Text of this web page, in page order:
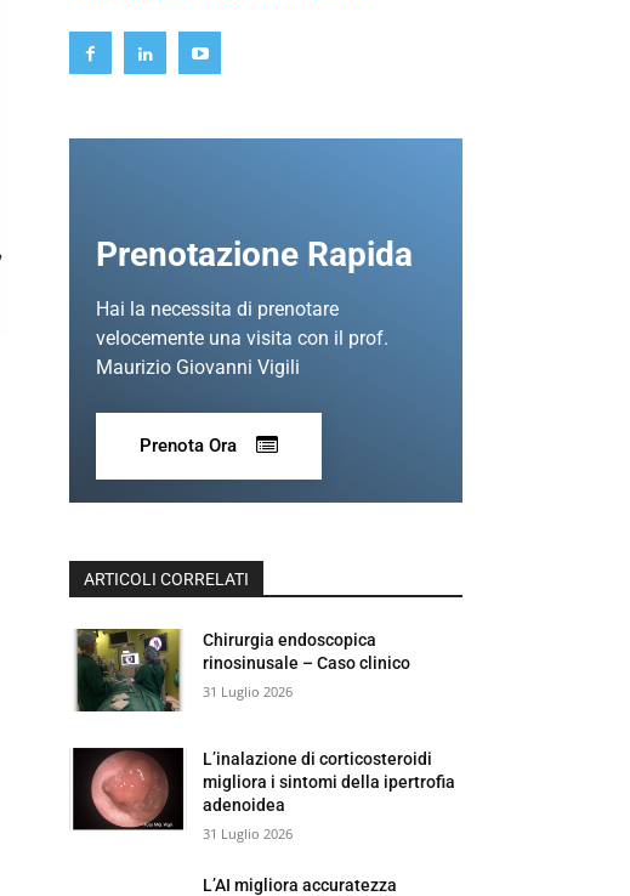
Prenotazione Rapida
Hai la necessita di prenotare
velocemente una visita con il prof.
Maurizio Giovanni Vigili
Prenota Ora
ARTICOLI CORRELATI
Chirurgia endoscopica
rinosinusale – Caso clinico
31 Luglio 2026
L’inalazione di corticosteroidi
migliora i sintomi della ipertrofia
adenoidea
31 Luglio 2026
L’AI migliora accuratezza